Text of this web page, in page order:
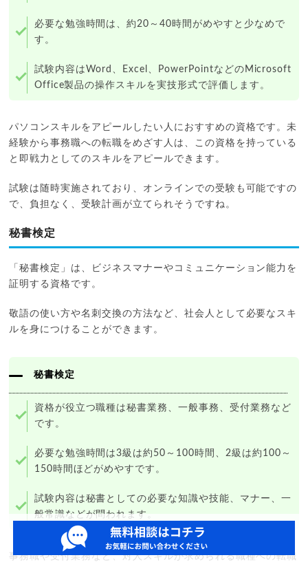
必要な勉強時間は、約20～40時間がめやすと少なめで
す。
試験内容はWord、Excel、PowerPointなどのMicrosoft
Office製品の操作スキルを実技形式で評価します。
パソコンスキルをアピールしたい人におすすめの資格です。未
経験から事務職への転職をめざす人は、この資格を持っている
と即戦力としてのスキルをアピールできます。
試験は随時実施されており、オンラインでの受験も可能ですの
で、負担なく、受験計画が立てられそうですね。
秘書検定
「秘書検定」は、ビジネスマナーやコミュニケーション能力を
証明する資格です。
敬語の使い方や名刺交換の方法など、社会人として必要なスキ
ルを身につけることができます。
秘書検定
資格が役立つ職種は秘書業務、一般事務、受付業務など
です。
必要な勉強時間は3級は約50～100時間、2級は約100～
150時間ほどがめやすです。
試験内容は秘書としての必要な知識や技能、マナー、一
般常識などが問われます。
事務職や受付業務など、対人スキルが求められる職種への転職